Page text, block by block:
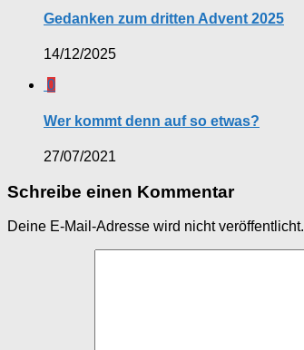
Gedanken zum dritten Advent 2025
14/12/2025
0
Wer kommt denn auf so etwas?
27/07/2021
Schreibe einen Kommentar
Deine E-Mail-Adresse wird nicht veröffentlicht.